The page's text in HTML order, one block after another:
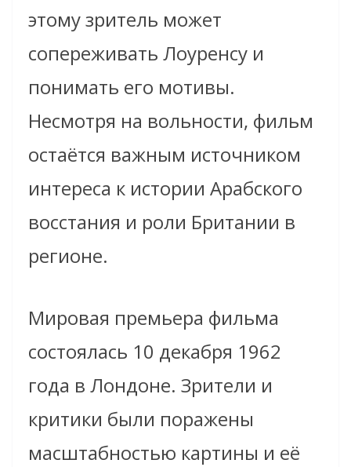
этому зритель может
сопереживать Лоуренсу и
понимать его мотивы.
Несмотря на вольности, фильм
остаётся важным источником
интереса к истории Арабского
восстания и роли Британии в
регионе.
Мировая премьера фильма
состоялась 10 декабря 1962
года в Лондоне. Зрители и
критики были поражены
масштабностью картины и её